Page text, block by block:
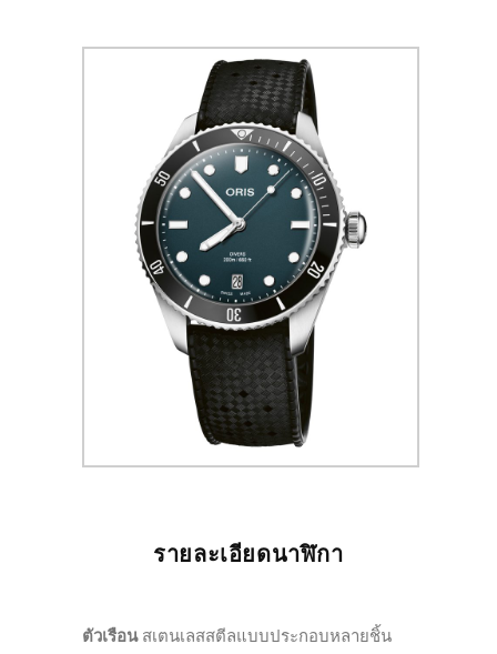
รายละเอียดนาฬิกา
ตัวเรือน สเตนเลสสตีลแบบประกอบหลายชิ้น